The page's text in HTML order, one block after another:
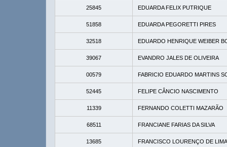
25845 EDUARDA FELIX PUTRIQUE
51858 EDUARDA PEGORETTI PIRES
32518 EDUARDO HENRIQUE WEIBER
39067 EVANDRO JALES DE OLIVEIRA
00579 FABRICIO EDUARDO MARTINS
52445 FELIPE CÂNCIO NASCIMENTO
11339 FERNANDO COLETTI MAZARÃO
68511 FRANCIANE FARIAS DA SILVA
13685 FRANCISCO LOURENÇO DE